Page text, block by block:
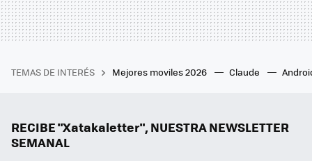
TEMAS DE INTERÉS Mejores moviles 2026 Claude
RECIBE "Xatakaletter", NUESTRA NEWSLETTER
SEMANAL